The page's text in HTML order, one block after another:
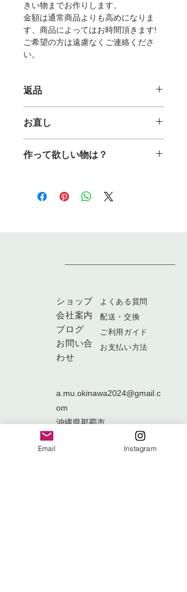
きい物までお作りします。
金額は通常商品よりも高めになりま
す、商品によってはお時間頂きます!
ご希望の方は遠慮なくご連絡くださ
い。
返品
ければ、サイズが合わない場合などの
返品・返金を承ります。
※送料はお客様ご負担（元払い）とな
ります。
お直し
絡のうえ、無料でお直しを承ります。
作って欲しい物は？
あなたが望むものをお教え頂いたり、
ショップ
会社案内
​ブログ
お問い合
わせ
​よくある質問
配送・交換
ご利用ガイド
​お支払い方法
a.mu.okinawa2024@gmail.c
om
沖縄県那覇市
【2-19-5,Matsuo,Naha-
Email Instagram